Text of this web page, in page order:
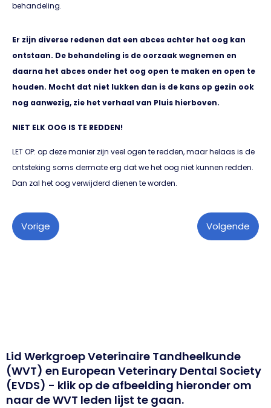
behandeling.
Er zijn diverse redenen dat een abces achter het oog kan
ontstaan. De behandeling is de oorzaak wegnemen en
daarna het abces onder het oog open te maken en open te
houden. Mocht dat niet lukken dan is de kans op gezin ook
nog aanwezig, zie het verhaal van Pluis hierboven.
NIET ELK OOG IS TE REDDEN!
LET OP: op deze manier zijn veel ogen te redden, maar helaas is de
ontsteking soms dermate erg dat we het oog niet kunnen redden.
Dan zal het oog verwijderd dienen te worden.
Vorige Volgende
Lid Werkgroep Veterinaire Tandheelkunde
(WVT) en European Veterinary Dental Society
(EVDS) - klik op de afbeelding hieronder om
naar de WVT leden lijst te gaan.